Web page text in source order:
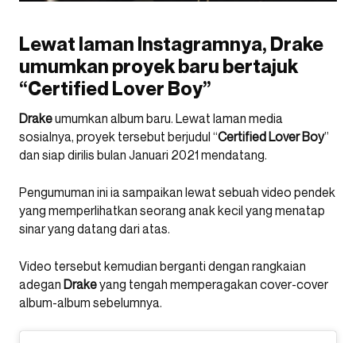
Lewat laman Instagramnya, Drake
umumkan proyek baru bertajuk
“Certified Lover Boy”
Drakeumumkan album baru. Lewat laman media
sosialnya, proyek tersebut berjudul “Certified Lover Boy”
dan siap dirilis bulan Januari 2021 mendatang.
Pengumuman ini ia sampaikan lewat sebuah video pendek
yang memperlihatkan seorang anak kecil yang menatap
sinar yang datang dari atas.
Video tersebut kemudian berganti dengan rangkaian
adegan Drakeyang tengah memperagakan cover-cover
album-album sebelumnya.